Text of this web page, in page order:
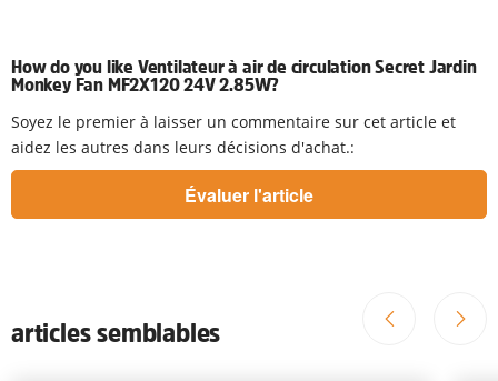
How do you like Ventilateur à air de circulation Secret Jardin
Monkey Fan MF2X120 24V 2.85W?
Soyez le premier à laisser un commentaire sur cet article et
aidez les autres dans leurs décisions d'achat.:
articles semblables